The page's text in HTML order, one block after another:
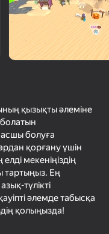
қызықты әлеміне
болуға
қорғану үшін
мекеніңіздің
тартыңыз. Ең
түлікті
әлемде табысқа
қолыңызда!